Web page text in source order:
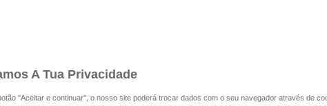
A Tua Privacidade
"Aceitar e continuar", o nosso site poderá trocar dados com o seu navegador através de